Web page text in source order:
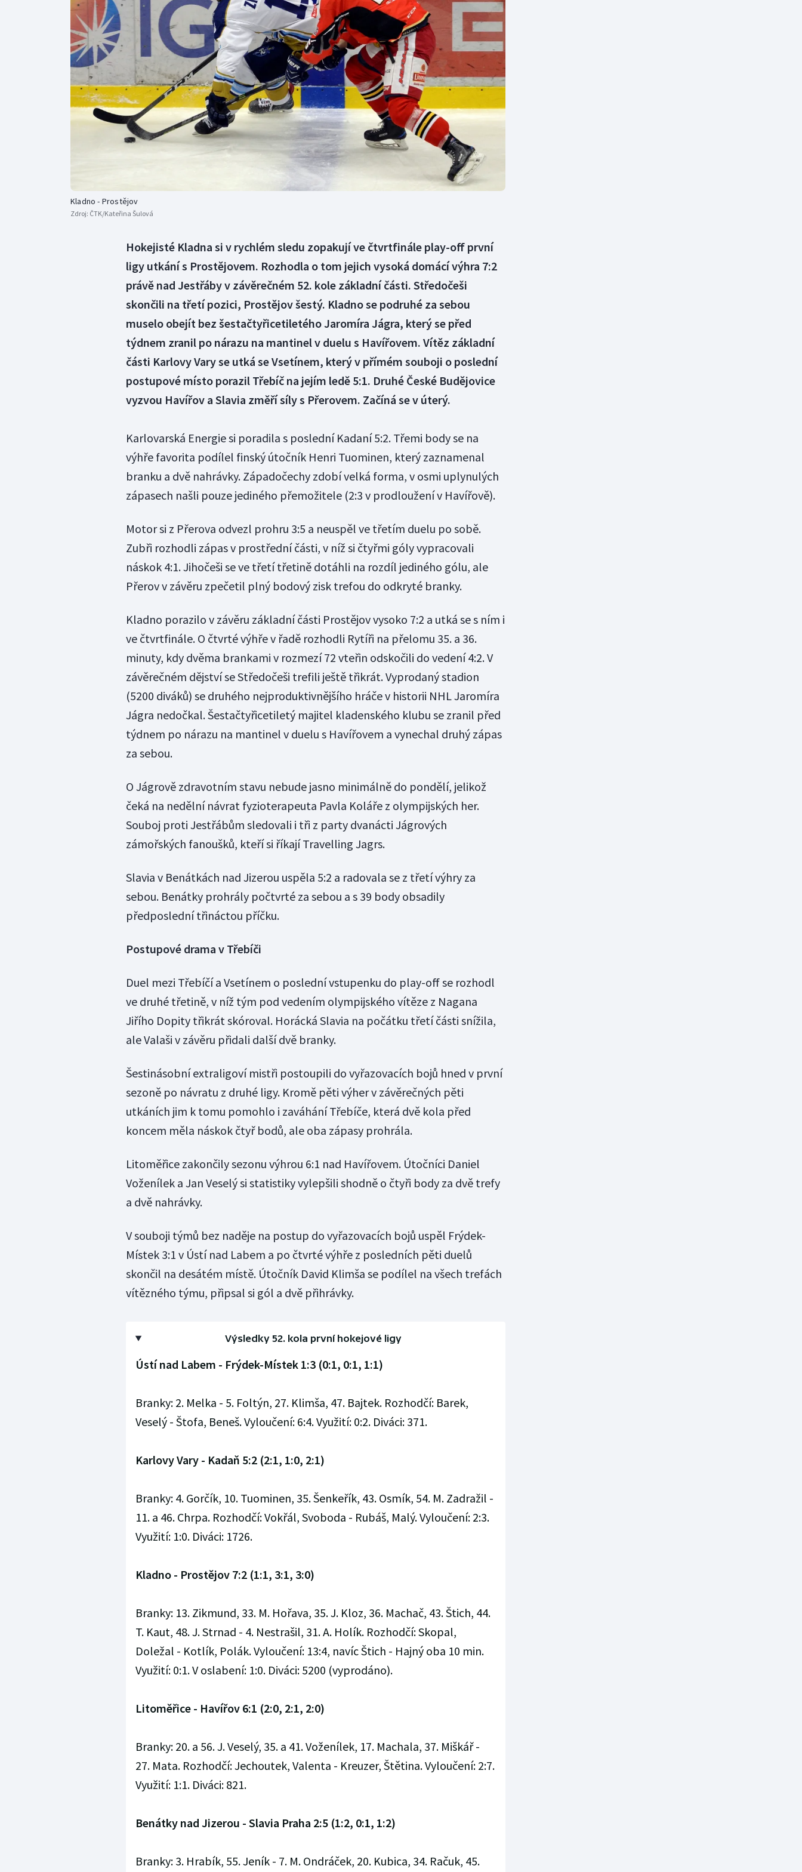
Curling
Dostihy
Florbal
Futsal
Golf
Gymnastika
Moderní pětiboj
Motorsport
Olympijské hry
Parasport
Plavání
Plážový volejbal
Triatlon
Veslování
Vodní slalom
Volejbal
Ostatní
Kladno - Prostějov
Zdroj: ČTK/Kateřina Šulová
Hokejisté Kladna si v rychlém sledu zopakují ve čtvrtfinále play-off první
ligy utkání s Prostějovem. Rozhodla o tom jejich vysoká domácí výhra 7:2
právě nad Jestřáby v závěrečném 52. kole základní části. Středočeši
skončili na třetí pozici, Prostějov šestý. Kladno se podruhé za sebou
muselo obejít bez šestačtyřicetiletého Jaromíra Jágra, který se před
týdnem zranil po nárazu na mantinel v duelu s Havířovem. Vítěz základní
části Karlovy Vary se utká se Vsetínem, který v přímém souboji o poslední
postupové místo porazil Třebíč na jejím ledě 5:1. Druhé České Budějovice
vyzvou Havířov a Slavia změří síly s Přerovem. Začíná se v úterý.
Karlovarská Energie si poradila s poslední Kadaní 5:2. Třemi body se na
výhře favorita podílel finský útočník Henri Tuominen, který zaznamenal
branku a dvě nahrávky. Západočechy zdobí velká forma, v osmi uplynulých
zápasech našli pouze jediného přemožitele (2:3 v prodloužení v Havířově).
Motor si z Přerova odvezl prohru 3:5 a neuspěl ve třetím duelu po sobě.
Zubři rozhodli zápas v prostřední části, v níž si čtyřmi góly vypracovali
náskok 4:1. Jihočeši se ve třetí třetině dotáhli na rozdíl jediného gólu, ale
Přerov v závěru zpečetil plný bodový zisk trefou do odkryté branky.
Kladno porazilo v závěru základní části Prostějov vysoko 7:2 a utká se s ním i
ve čtvrtfinále. O čtvrté výhře v řadě rozhodli Rytíři na přelomu 35. a 36.
minuty, kdy dvěma brankami v rozmezí 72 vteřin odskočili do vedení 4:2. V
závěrečném dějství se Středočeši trefili ještě třikrát. Vyprodaný stadion
(5200 diváků) se druhého nejproduktivnějšího hráče v historii NHL Jaromíra
Jágra nedočkal. Šestačtyřicetiletý majitel kladenského klubu se zranil před
týdnem po nárazu na mantinel v duelu s Havířovem a vynechal druhý zápas
za sebou.
O Jágrově zdravotním stavu nebude jasno minimálně do pondělí, jelikož
čeká na nedělní návrat fyzioterapeuta Pavla Koláře z olympijských her.
Souboj proti Jestřábům sledovali i tři z party dvanácti Jágrových
zámořských fanoušků, kteří si říkají Travelling Jagrs.
Slavia v Benátkách nad Jizerou uspěla 5:2 a radovala se z třetí výhry za
sebou. Benátky prohrály počtvrté za sebou a s 39 body obsadily
předposlední třináctou příčku.
Postupové drama v Třebíči
Duel mezi Třebíčí a Vsetínem o poslední vstupenku do play-off se rozhodl
ve druhé třetině, v níž tým pod vedením olympijského vítěze z Nagana
Jiřího Dopity třikrát skóroval. Horácká Slavia na počátku třetí části snížila,
ale Valaši v závěru přidali další dvě branky.
Šestinásobní extraligoví mistři postoupili do vyřazovacích bojů hned v první
sezoně po návratu z druhé ligy. Kromě pěti výher v závěrečných pěti
utkáních jim k tomu pomohlo i zaváhání Třebíče, která dvě kola před
koncem měla náskok čtyř bodů, ale oba zápasy prohrála.
Litoměřice zakončily sezonu výhrou 6:1 nad Havířovem. Útočníci Daniel
Voženílek a Jan Veselý si statistiky vylepšili shodně o čtyři body za dvě trefy
a dvě nahrávky.
V souboji týmů bez naděje na postup do vyřazovacích bojů uspěl Frýdek-
Místek 3:1 v Ústí nad Labem a po čtvrté výhře z posledních pěti duelů
skončil na desátém místě. Útočník David Klimša se podílel na všech trefách
vítězného týmu, připsal si gól a dvě přihrávky.
Výsledky 52. kola první hokejové ligy
Ústí nad Labem - Frýdek-Místek 1:3 (0:1, 0:1, 1:1)
Branky: 2. Melka - 5. Foltýn, 27. Klimša, 47. Bajtek. Rozhodčí: Barek,
Veselý - Štofa, Beneš. Vyloučení: 6:4. Využití: 0:2. Diváci: 371.
Karlovy Vary - Kadaň 5:2 (2:1, 1:0, 2:1)
Branky: 4. Gorčík, 10. Tuominen, 35. Šenkeřík, 43. Osmík, 54. M. Zadražil -
11. a 46. Chrpa. Rozhodčí: Vokřál, Svoboda - Rubáš, Malý. Vyloučení: 2:3.
Využití: 1:0. Diváci: 1726.
Kladno - Prostějov 7:2 (1:1, 3:1, 3:0)
Branky: 13. Zikmund, 33. M. Hořava, 35. J. Kloz, 36. Machač, 43. Štich, 44.
T. Kaut, 48. J. Strnad - 4. Nestrašil, 31. A. Holík. Rozhodčí: Skopal,
Doležal - Kotlík, Polák. Vyloučení: 13:4, navíc Štich - Hajný oba 10 min.
Využití: 0:1. V oslabení: 1:0. Diváci: 5200 (vyprodáno).
Litoměřice - Havířov 6:1 (2:0, 2:1, 2:0)
Branky: 20. a 56. J. Veselý, 35. a 41. Voženílek, 17. Machala, 37. Miškář -
27. Mata. Rozhodčí: Jechoutek, Valenta - Kreuzer, Štětina. Vyloučení: 2:7.
Využití: 1:1. Diváci: 821.
Benátky nad Jizerou - Slavia Praha 2:5 (1:2, 0:1, 1:2)
Branky: 3. Hrabík, 55. Jeník - 7. M. Ondráček, 20. Kubica, 34. Račuk, 45.